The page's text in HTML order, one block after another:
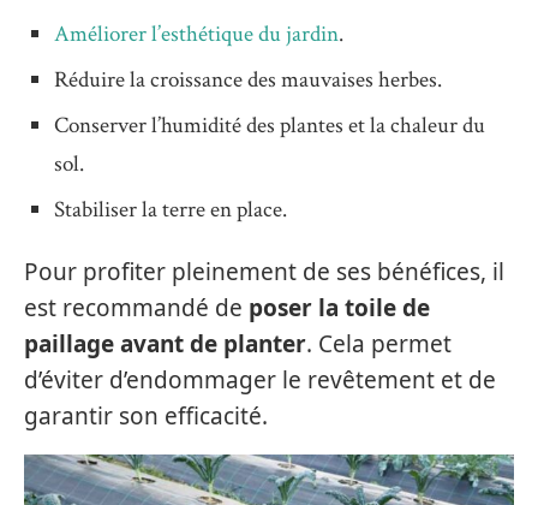
Améliorer l’esthétique du jardin.
Réduire la croissance des mauvaises herbes.
Conserver l’humidité des plantes et la chaleur du
sol.
Stabiliser la terre en place.
Pour profiter pleinement de ses bénéfices, il
est recommandé de poser la toile de
paillage avant de planter. Cela permet
d’éviter d’endommager le revêtement et de
garantir son efficacité.